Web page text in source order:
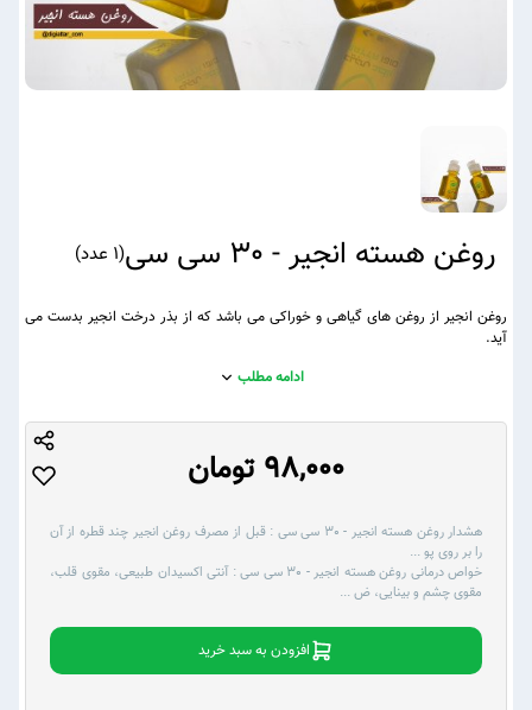
روغن هسته انجیر - 30 سی سی (1 عدد )
روغن انجیر از روغن های گیاهی و خوراکی می باشد که از بذر درخت انجیر بدست می
آید.
ادامه مطلب
98,000 تومان
هشدار روغن هسته انجیر - 30 سی سی :
قبل از مصرف روغن انجیر چند قطره از آن
را بر روی پو...
خواص درمانی روغن هسته انجیر - 30 سی سی :
آنتی اکسیدان طبیعی، مقوی قلب،
مقوی چشم و بینایی، ض...
افزودن به سبد خرید